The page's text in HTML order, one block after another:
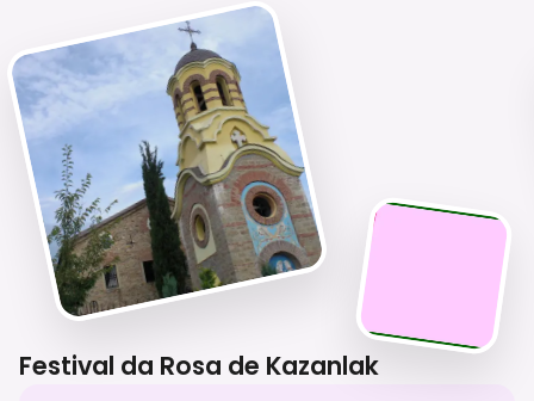
Festival da Rosa de Kazanlak